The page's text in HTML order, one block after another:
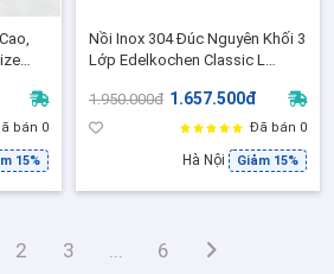
bán 0
15%
Nồi Inox 304 Đúc Nguyên Khối 3
Lớp Edelkochen Classic L
Canh, Kho hầm, phù hợp mọi
loại bếp
1.950.000đ 1.657.500đ
Đã bán 0
Hà Nội Giảm 15%
2 3 ... 6